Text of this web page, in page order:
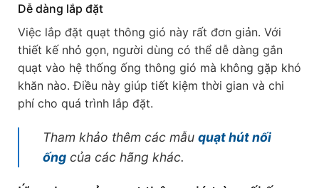
Dễ dàng lắp đặt
Việc lắp đặt quạt thông gió này rất đơn giản. Với
thiết kế nhỏ gọn, người dùng có thể dễ dàng gắn
quạt vào hệ thống ống thông gió mà không gặp khó
khăn nào. Điều này giúp tiết kiệm thời gian và chi
phí cho quá trình lắp đặt.
Tham khảo thêm các mẫu quạt hút nối
ống của các hãng khác.